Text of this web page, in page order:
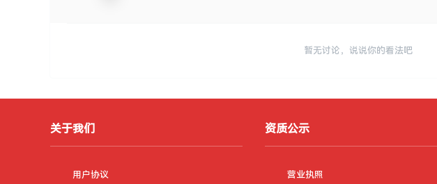
暂无讨论，说说你的看法吧
关于我们
用户协议
资质公示
营业执照